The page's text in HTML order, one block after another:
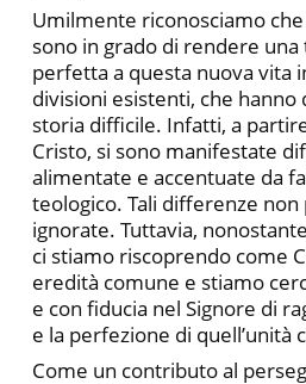
Umilmente riconosciamo
sono in grado di rendere
perfetta a questa nuova vita
divisioni esistenti, che hanno
storia difficile. Infatti, a
Cristo, si sono manifestate
alimentate e accentuate da
teologico. Tali differenze non
ignorate. Tuttavia,
ci stiamo riscoprendo come
eredità comune e stiamo
e con fiducia nel Signore di
e la perfezione di quell’unità
Come un contributo al